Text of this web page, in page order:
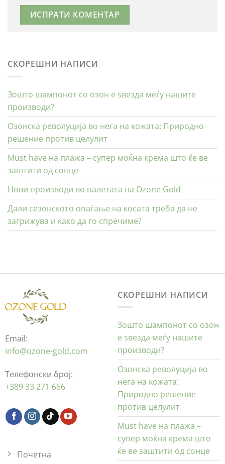
СКОРЕШНИ НАПИСИ
Зошто шампонот со озон е ѕвезда меѓу нашите
производи?
Озонска револуција во нега на кожата: Природно
решение против целулит
Must have на плажа – супер моќна крема што ќе ве
заштити од сонце
Нови производи во палетата на Ozone Gold
Дали сезонското опаѓање на косата треба да не
загрижува и како да го спречиме?
Email:
info@ozone-gold.com
Телефонски број:
+389 33 271 666
Почетна
СКОРЕШНИ НАПИСИ
Зошто шампонот со озон
е ѕвезда меѓу нашите
производи?
Озонска револуција во
нега на кожата:
Природно решение
против целулит
Must have на плажа –
супер моќна крема што
ќе ве заштити од сонце